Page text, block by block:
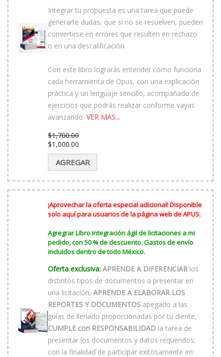
Integrar tu propuesta es una tarea que puede
generarte dudas, que si no se resuelven, pueden
convertirse en errores que resulten en rechazo
o en una descalificación.
Con este libro lograrás entender cómo funciona
cada herramienta de Opus, con una explicación
práctica y un lenguaje sencillo, acompañado de
ejercicios que podrás realizar conforme vayas
avanzando. VER MAS...
$1,700.00
El
precio
original
era:
$1,700.00.
$1,000.00
El
precio
actual
es:
AGREGAR
¡Aprovechar la oferta especial adicional! Disponible
solo aquí para usuarios de la página web de APUS.
Agregrar Libro integración ágil de licitaciones a mi
pedido, con 50 % de descuento. Gastos de envío
incluidos dentro de todo México.
Oferta exclusiva: APRENDE A DIFERENCIAR los
distintos tipos de documentos a presentar en
una licitación, APRENDE A ELABORAR LOS
REPORTES Y DOCUMENTOS apegado a las
guías de llenado proporcionadas por tu diente,
CUMPLE con RESPONSABILIDAD la tarea de
presentar los documentos y datos requeridos;
con la finalidad de participar exitosamente en